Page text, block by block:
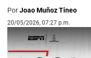
PorJoao Muñoz Tineo
20/05/2026, 07:27 p.m.